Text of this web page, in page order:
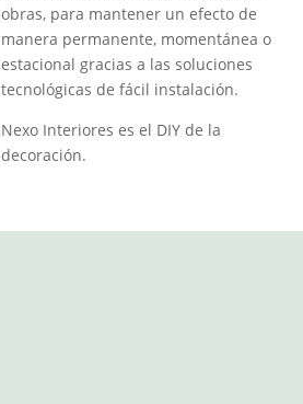
obras, para mantener un efecto de
manera permanente, momentánea o
estacional gracias a las soluciones
tecnológicas de fácil instalación.
Nexo Interiores es el DIY de la
decoración.